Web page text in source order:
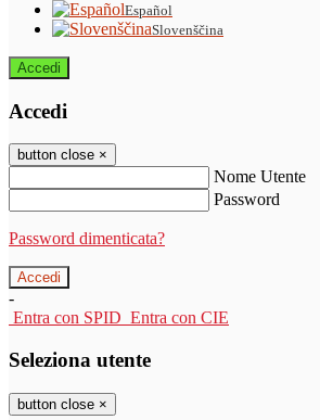
Español
Slovenščina
Accedi
Accedi
button close ×
Nome Utente
Password
Password dimenticata?
-
Entra con SPID Entra con CIE
Seleziona utente
button close ×